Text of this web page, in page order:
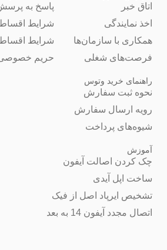
اتاق خبر
اخذ نمایندگی
همکاری با سازمان‌ها
فرصت‌های شغلی
پاسخ به
شرایط
شرایط
حریم
راهنمای خرید وتوس
نحوه ثبت سفارش
رویه ارسال سفارش
شیوه‌های پرداخت
آموزش
چک کردن اصالت آیفون
ساخت اپل آیدی
تشخیص ایرپاد اصل از فیک
اتصال مجدد آیفون 14 به بعد